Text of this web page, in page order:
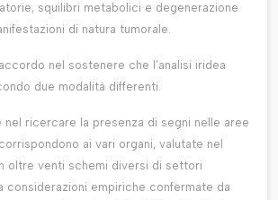
squilibri metabolici e degenerazione
di natura tumorale.
nel sostenere che l’analisi iridea
due modalità differenti.
nel ricercare la presenza di segni nelle aree
ai vari organi, valutate nel
oltre venti schemi diversi di settori
considerazioni empiriche confermate da